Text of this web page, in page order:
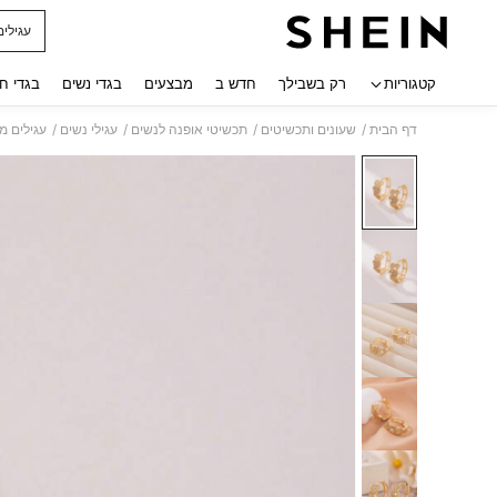
קטגוריות רק בשבילך חדש ב מבצעים בגדי נשים בגדי
דף הבית / שעונים ותכשיטים / תכשיטי אופנה לנשים / עגילי נשים / עגילים